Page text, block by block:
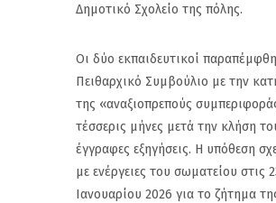
Δημοτικό Σχολείο της πόλης.
Οι δύο εκπαιδευτικοί
Πειθαρχικό Συμβούλιο με την
της «αναξιοπρεπούς
τέσσερις μήνες μετά την κλήση
έγγραφες εξηγήσεις. Η υπόθεση
με ενέργειες του σωματείου στις
Ιανουαρίου 2026 για το ζήτημα